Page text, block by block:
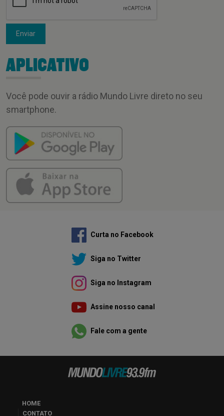
Enviar
APLICATIVO
Você pode ouvir a rádio Mundo Livre direto no seu
smartphone.
Curta no Facebook
Siga no Twitter
Siga no Instagram
Assine nosso canal
Fale com a gente
HOME
CONTATO